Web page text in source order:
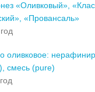
«Оливковый»,
«Провансаль»
оливковое:
смесь (pure)